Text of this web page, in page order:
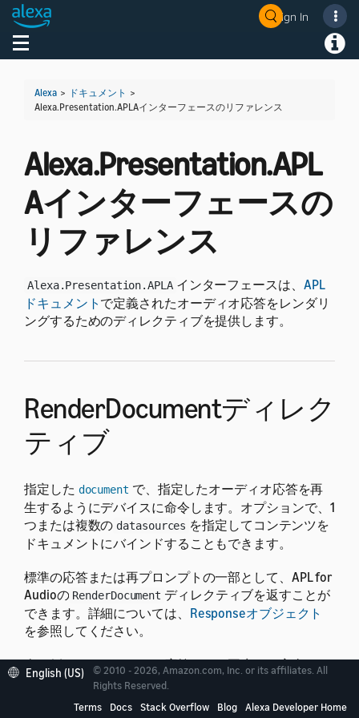
Sign In
Toggle navigation
Alexa > ドキュメント >
Alexa.Presentation.APLAインターフェースのリファレンス
Alexa.Presentation.APL
Aインターフェースの
リファレンス
Alexa.Presentation.APLA インターフェースは、 APL
ドキュメント で定義されたオーディオ応答をレンダリ
ングするためのディレクティブを提供します。
RenderDocumentディレク
ティブ
指定した document で、指定したオーディオ応答を再
生するようにデバイスに命令します。オプションで、1
つまたは複数の datasources を指定してコンテンツを
ドキュメントにバインドすることもできます。
標準の応答または再プロンプトの一部として、APL for
Audioの RenderDocument ディレクティブを返すことが
できます。詳細については、 Responseオブジェクト
を参照してください。
次の例では、オーディオ応答として再生する完全なド
キュメントを渡しています。
English (US)
© 2010 - 2026, Amazon.com, Inc. or its affiliates. All
Rights Reserved.
Terms
Docs Stack Overflow Blog Alexa Developer Home
Welcome! Ask the DevAssistant